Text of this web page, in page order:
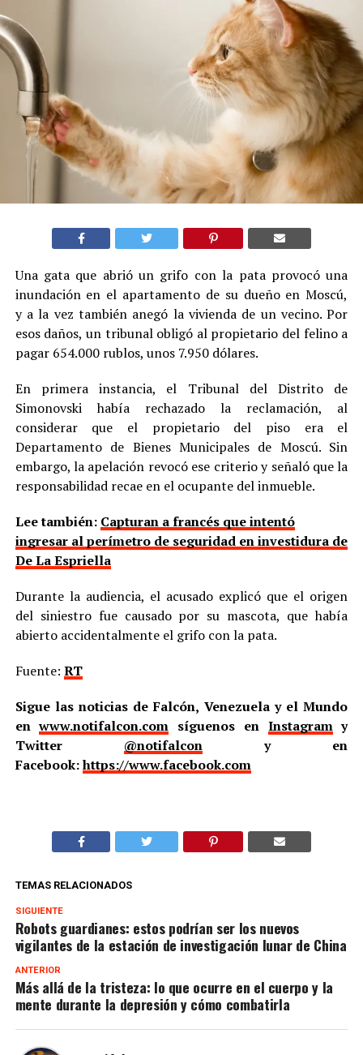
Una gata que abrió un grifo con la pata provocó una
inundación en el apartamento de su dueño en Moscú,
y a la vez también anegó la vivienda de un vecino. Por
esos daños, un tribunal obligó al propietario del felino a
pagar 654.000 rublos, unos 7.950 dólares.
En primera instancia, el Tribunal del Distrito de
Simonovski había rechazado la reclamación, al
considerar que el propietario del piso era el
Departamento de Bienes Municipales de Moscú. Sin
embargo, la apelación revocó ese criterio y señaló que la
responsabilidad recae en el ocupante del inmueble.
Lee también: Capturan a francés que intentó
ingresar al perímetro de seguridad en investidura de
De La Espriella
Durante la audiencia, el acusado explicó que el origen
del siniestro fue causado por su mascota, que había
abierto accidentalmente el grifo con la pata.
Fuente: RT
Sigue las noticias de Falcón, Venezuela y el Mundo
enwww.notifalcon.com síguenos en Instagramy
Twitter @notifalcony en
Facebook:https://www.facebook.com
TEMAS RELACIONADOS
SIGUIENTE
Robots guardianes: estos podrían ser los nuevos
vigilantes de la estación de investigación lunar de China
ANTERIOR
Más allá de la tristeza: lo que ocurre en el cuerpo y la
mente durante la depresión y cómo combatirla